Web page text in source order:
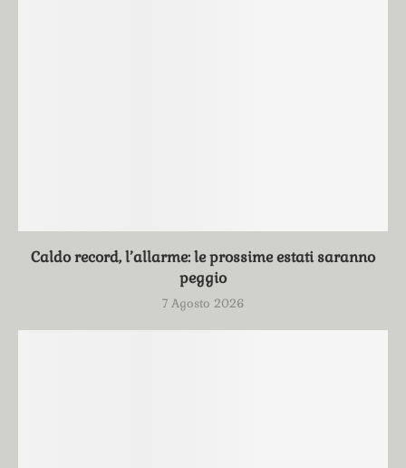
Caldo record, l’allarme: le prossime estati saranno
peggio
7 Agosto 2026